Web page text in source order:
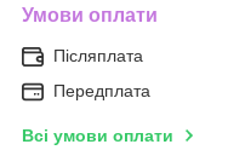
Умови оплати
Післяплата
Передплата
Всі умови оплати